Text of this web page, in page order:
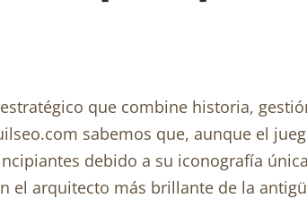
que combine historia,
sabemos que, aunque el
debido a su iconografía
arquitecto más brillante de la